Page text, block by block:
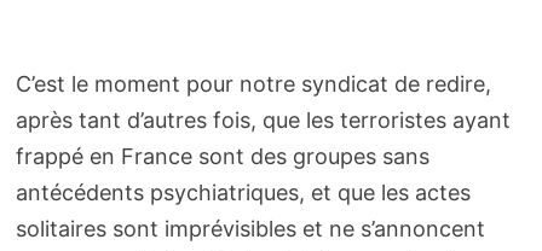
C’est le moment pour notre syndicat de redire,
après tant d’autres fois, que les terroristes ayant
frappé en France sont des groupes sans
antécédents psychiatriques, et que les actes
solitaires sont imprévisibles et ne s’annoncent